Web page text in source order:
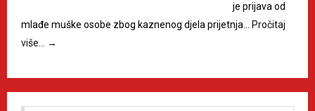
je prijava od
mlađe muške osobe zbog kaznenog djela prijetnja…
Pročitaj
više…
→